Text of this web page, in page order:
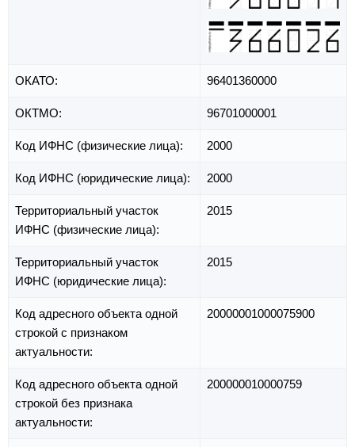
ОКАТО: 96401360000
ОКТМО: 96701000001
Код ИФНС (физические лица): 2000
Код ИФНС (юридические лица): 2000
Территориальный участок
ИФНС (физические лица):
2015
Территориальный участок
ИФНС (юридические лица):
2015
Код адресного объекта одной
строкой с признаком
актуальности:
20000001000075900
Код адресного объекта одной
строкой без признака
актуальности:
200000010000759